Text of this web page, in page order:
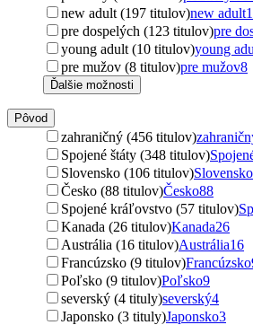
new adult (197 titulov)new adult
pre dospelých (123 titulov)pre
young adult (10 titulov)young
pre mužov (8 titulov)pre mužov8
Ďalšie možnosti
Pôvod
zahraničný (456 titulov)
Spojené štáty (348 titulov)
Slovensko (106 titulov)Slovensko
Česko (88 titulov)Česko88
Spojené kráľovstvo (57 titulov)
Kanada (26 titulov)Kanada26
Austrália (16 titulov)Austrália16
Francúzsko (9 titulov)Francúzsko
Poľsko (9 titulov)Poľsko9
severský (4 tituly)severský4
Japonsko (3 tituly)Japonsko3